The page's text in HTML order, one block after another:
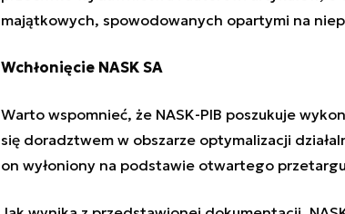
majątkowych, spowodowanych opartymi na
Wchłonięcie NASK SA
Warto wspomnieć, że NASK-PIB poszukuje
się doradztwem w obszarze optymalizacji
on wyłoniony na podstawie otwartego